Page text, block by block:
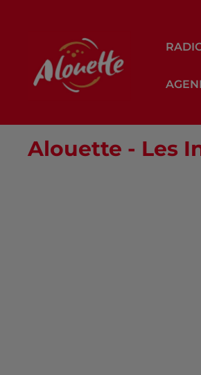
Alouette - Les